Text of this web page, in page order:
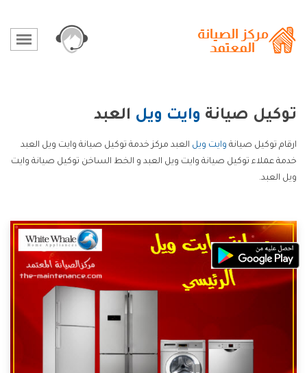
توكيل صيانة وايت ويل العبد
ارقام توكيل صيانة وايت ويل العبد مركز خدمة توكيل صيانة وايت ويل العبد
خدمة عملاء توكيل صيانة وايت ويل العبد و الخط الساخن توكيل صيانة وايت
ويل العبد.